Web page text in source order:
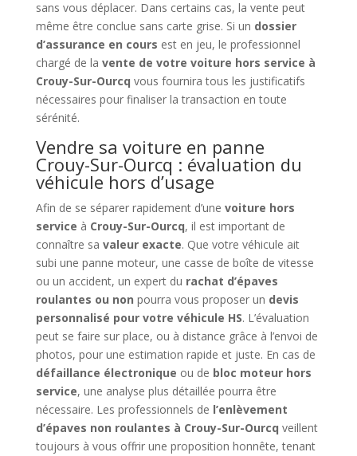
sans vous déplacer. Dans certains cas, la vente peut
même être conclue sans carte grise. Si un dossier
d’assurance en cours est en jeu, le professionnel
chargé de la vente de votre voiture hors service à
Crouy-Sur-Ourcq vous fournira tous les justificatifs
nécessaires pour finaliser la transaction en toute
sérénité.
Vendre sa voiture en panne
Crouy-Sur-Ourcq : évaluation du
véhicule hors d’usage
Afin de se séparer rapidement d’une voiture hors
service à Crouy-Sur-Ourcq, il est important de
connaître sa valeur exacte. Que votre véhicule ait
subi une panne moteur, une casse de boîte de vitesse
ou un accident, un expert du rachat d’épaves
roulantes ou non pourra vous proposer un devis
personnalisé pour votre véhicule HS. L’évaluation
peut se faire sur place, ou à distance grâce à l’envoi de
photos, pour une estimation rapide et juste. En cas de
défaillance électronique ou de bloc moteur hors
service, une analyse plus détaillée pourra être
nécessaire. Les professionnels de l’enlèvement
d’épaves non roulantes à Crouy-Sur-Ourcq veillent
toujours à vous offrir une proposition honnête, tenant